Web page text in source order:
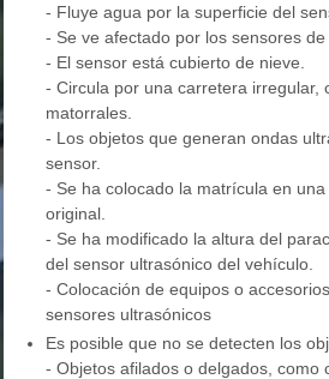
- Fluye agua por la superficie del
- Se ve afectado por los sensores de
- El sensor está cubierto de nieve.
- Circula por una carretera irregular,
matorrales.
- Los objetos que generan ondas
sensor.
- Se ha colocado la matrícula en
original.
- Se ha modificado la altura del
del sensor ultrasónico del vehículo.
- Colocación de equipos o
sensores ultrasónicos
Es posible que no se detecten los
- Objetos afilados o delgados, como